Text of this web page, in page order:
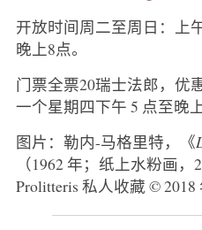
开放时间周二至周日：上
晚上8点。
门票全票20瑞士法郎，优
一个星期四下午 5 点至晚
图片：勒内-马格里特，《
（1962 年；纸上水粉画
Prolitteris 私人收藏 © 2018